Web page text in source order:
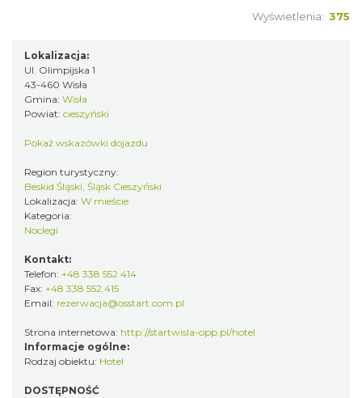
Wyświetlenia: 375
Lokalizacja:
Ul. Olimpijska 1
43-460 Wisła
Gmina: Wisła
Powiat: cieszyński
Pokaż wskazówki dojazdu
Region turystyczny:
Beskid Śląski, Śląsk Cieszyński
Lokalizacja: W mieście
Kategoria:
Noclegi
Kontakt:
Telefon: +48 338 552 414
Fax: +48 338 552 415
Email: rezerwacja@osstart.com.pl
Strona internetowa: http://startwisla-opp.pl/hotel
Informacje ogólne:
Rodzaj obiektu: Hotel
DOSTĘPNOŚĆ